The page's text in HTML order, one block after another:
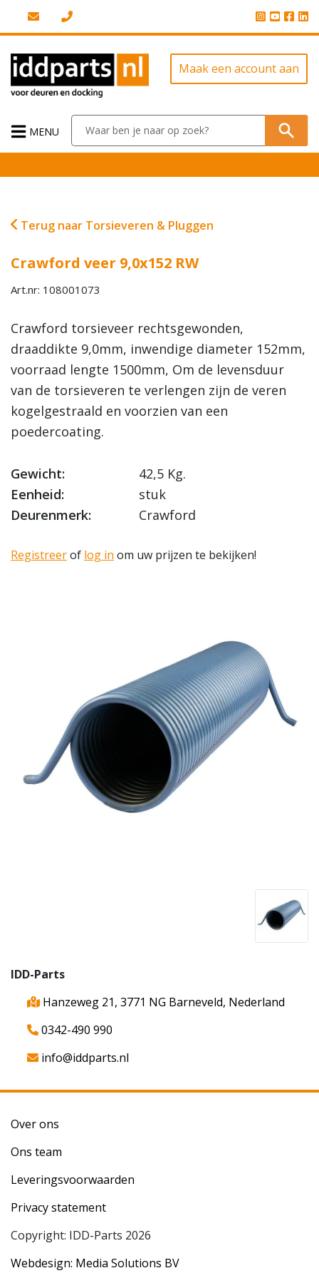
Maak een account aan
MENU
Terug naar Torsieveren & Pluggen
Crawford veer 9,0x152 RW
Art.nr: 108001073
Crawford torsieveer rechtsgewonden,
draaddikte 9,0mm, inwendige diameter 152mm,
voorraad lengte 1500mm, Om de levensduur
van de torsieveren te verlengen zijn de veren
kogelgestraald en voorzien van een
poedercoating.
Gewicht:
42,5 Kg.
Eenheid:
stuk
Deurenmerk:
Crawford
Registreerof log in om uw prijzen te bekijken!
IDD-Parts
Hanzeweg 21, 3771 NG Barneveld, Nederland
0342-490 990
info@iddparts.nl
Over ons
Ons team
Leveringsvoorwaarden
Privacy statement
Copyright: IDD-Parts 2026
Webdesign: Media Solutions BV